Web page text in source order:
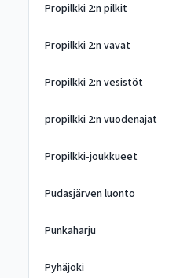
Propilkki 2:n pilkit
Propilkki 2:n vavat
Propilkki 2:n vesistöt
propilkki 2:n vuodenajat
Propilkki-joukkueet
Pudasjärven luonto
Punkaharju
Pyhäjoki